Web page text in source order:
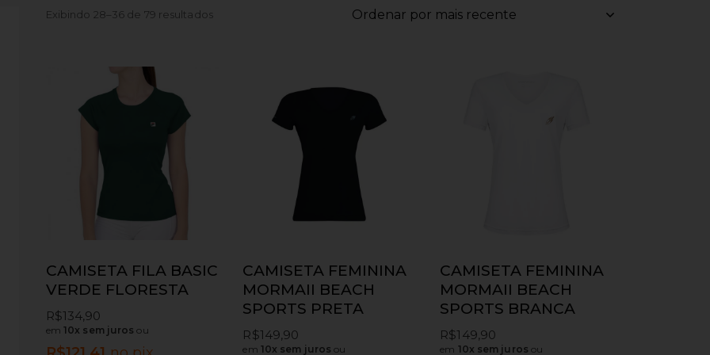
Exibindo 28–36 de 79 resultados
CAMISETA FILA BASIC
VERDE FLORESTA
R$134,90
em10x sem juros ou
CAMISETA FEMININA
MORMAII BEACH
SPORTS PRETA
R$149,90
em 10x sem juros ou
CAMISETA FEMININA
MORMAII BEACH
SPORTS BRANCA
R$149,90
em 10x sem juros ou